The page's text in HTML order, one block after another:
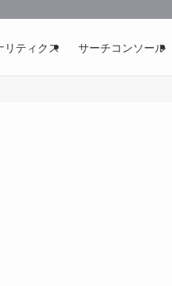
リティクス サーチコンソール